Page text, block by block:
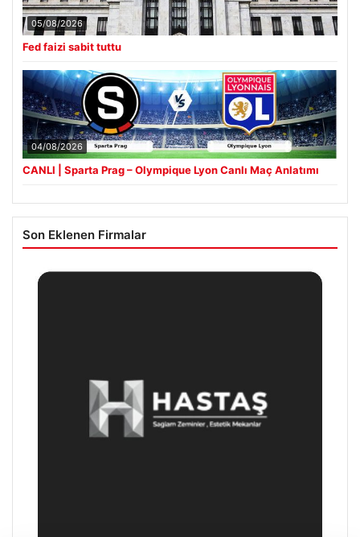
05/08/2026
Fed faizi sabit tuttu
04/08/2026
CANLI | Sparta Prag – Olympique Lyon Canlı Maç Anlatımı
Son Eklenen Firmalar